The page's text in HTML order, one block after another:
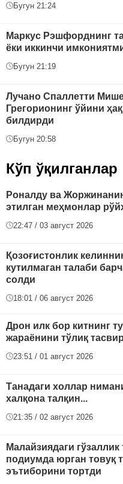
Бугун 21:24
Маркус Рэшфорднинг
ёки иккинчи
Бугун 21:19
Лучано Спаллетти
Грегорионинг ўйини
билдирди
Бугун 20:58
Кўп ўқилганлар
Роналду ва
этилган меҳмонлар
22:47 / 03 август 2026
Қозоғистонлик
кутилмаган талаби
солди
18:01 / 06 август 2026
Дрон илк бор китнинг
жараёнини тўлиқ
23:51 / 01 август 2026
Танадаги холлар
халқона талқин...
21:35 / 02 август 2026
Малайзиядаги
подиумда юрган товуқ
эътиборини тортди